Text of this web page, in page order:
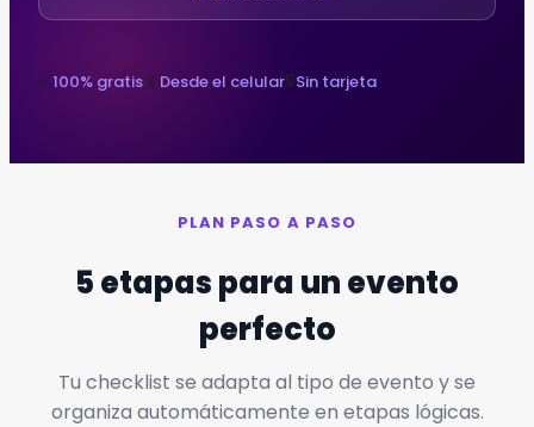
✅100% gratis 📱 Desde el celular🔒Sin tarjeta
PLAN PASO A PASO
5 etapas para un evento
perfecto
Tu checklist se adapta al tipo de evento y se
organiza automáticamente en etapas lógicas.